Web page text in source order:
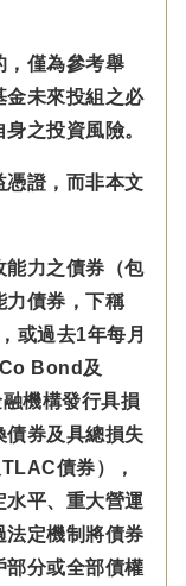
僅為參考舉
金未來投組之必
之投資風險。
證，而非本文
力之債券（包
力債券，下稱
或過去1年每月
Bond及
機構發行具損
債券及具總損失
債券），
平、重大營運
法定機制將債券
部分或全部債權